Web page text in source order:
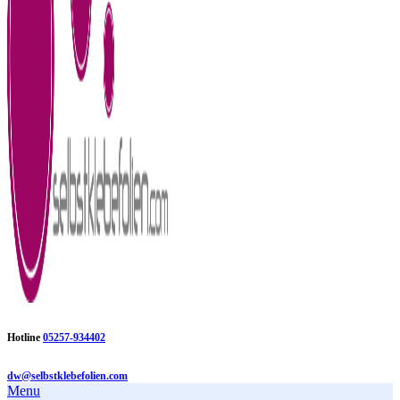
Hotline 05257-934402
dw@selbstklebefolien.com
Menu